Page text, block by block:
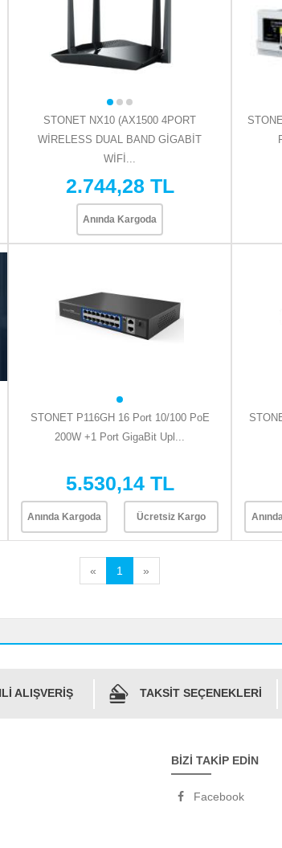
STONET NX10 (AX1500 4PORT
WİRELESS DUAL BAND GİGABİT
WİFİ...
2.744,28 TL
Anında Kargoda
STONET P116GH 16 Port 10/100 PoE
200W +1 Port GigaBit Upl...
5.530,14 TL
Anında Kargoda Ücretsiz Kargo
« 1 »
ALIŞVERİŞ TAKSİT SEÇENEKLERİ
BİZİ TAKİP EDİN
Facebook